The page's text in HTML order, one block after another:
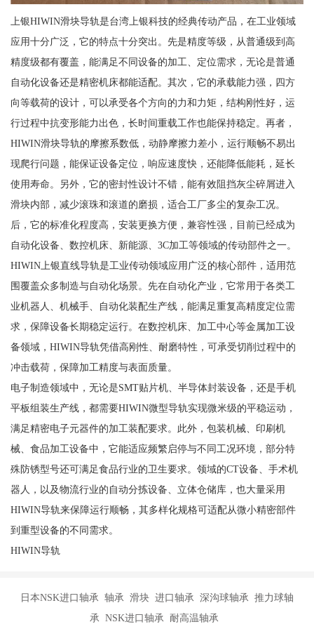
上银HIWIN滑块导轨是台湾上银科技的经典传动产品，在工业领域
应用十分广泛，它的特点十分突出。先是精度等级，从普通级到高
精度级都有覆盖，能满足不同设备的加工、定位需求，无论是普通
自动化设备还是精密机床都能适配。其次，它的承载能力强，四方
向等载荷的设计，可以承受各个方向的力和力矩，结构刚性好，运
行过程中抗变形能力出色，长时间重载工作也能保持稳定。再者，
HIWIN滑块导轨的摩擦系数低，动静摩擦力差小，运行顺畅不易出
现爬行问题，能保证设备定位，响应速度快，还能降低能耗，延长
使用寿命。另外，它的密封性设计不错，能有效阻挡灰尘碎屑进入
滑块内部，减少滚珠和滚道的磨损，适合工厂多尘的复杂工况。
后，它的标准化程度高，安装更换方便，兼容性强，目前已经成为
自动化设备、数控机床、新能源、3C加工等领域的传动部件之一。
HIWIN上银直线导轨是工业传动领域应用广泛的核心部件，适用范
围覆盖众多制造与自动化场景。先在自动化产业，它常用于各类工
业机器人、机械手、自动化装配生产线，能满足重复高精度定位需
求，保障设备长期稳定运行。在数控机床、加工中心等金属加工设
备领域，HIWIN导轨凭借高刚性、耐磨特性，可承受切削过程中的
冲击载荷，保障加工精度与表面质量。
电子制造领域中，无论是SMT贴片机、半导体封装设备，还是手机
平板组装生产线，都需要HIWIN微型导轨实现微米级的平稳运动，
满足精密电子元器件的加工装配要求。此外，包装机械、印刷机
械、食品加工设备中，它能适应频繁启停与不同工况环境，部分特
殊防锈型号还可满足食品行业的卫生要求。领域的CT设备、手术机
器人，以及物流行业的自动分拣设备、立体仓储库，也大量采用
HIWIN导轨来保障运行顺畅，其多样化规格可适配从微小精密部件
到重型设备的不同需求。
HIWIN导轨
日本NSK进口轴承 轴承 滑块 进口轴承 深沟球轴承 推力球轴
承 NSK进口轴承 耐高温轴承